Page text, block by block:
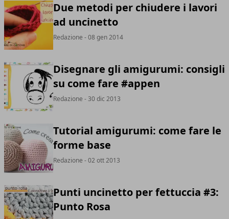
Due metodi per chiudere i lavori
ad uncinetto
Redazione - 08 gen 2014
Disegnare gli amigurumi: consigli
su come fare #appen
Redazione - 30 dic 2013
Tutorial amigurumi: come fare le
forme base
Redazione - 02 ott 2013
Punti uncinetto per fettuccia #3:
Punto Rosa